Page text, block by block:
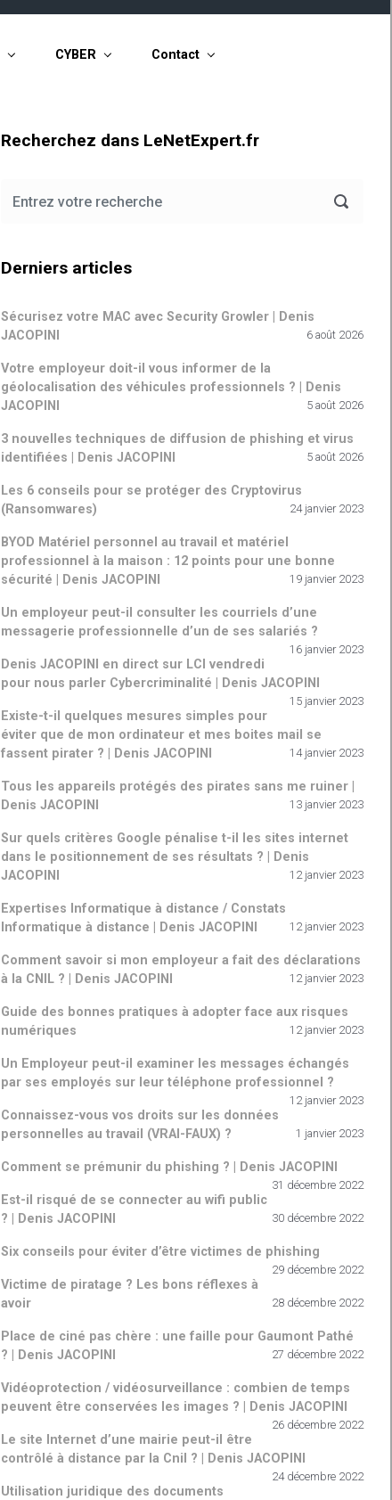
CYBER Contact
Recherchez dans LeNetExpert.fr
Derniers articles
Sécurisez votre MAC avec Security Growler | Denis
JACOPINI
6 août 2026
Votre employeur doit-il vous informer de la
géolocalisation des véhicules professionnels ? | Denis
JACOPINI
5 août 2026
3 nouvelles techniques de diffusion de phishing et virus
identifiées | Denis JACOPINI
5 août 2026
Les 6 conseils pour se protéger des Cryptovirus
(Ransomwares)
24 janvier 2023
BYOD Matériel personnel au travail et matériel
professionnel à la maison : 12 points pour une bonne
sécurité | Denis JACOPINI
19 janvier 2023
Un employeur peut-il consulter les courriels d’une
messagerie professionnelle d’un de ses salariés ?
16 janvier 2023
Denis JACOPINI en direct sur LCI vendredi
pour nous parler Cybercriminalité | Denis JACOPINI
15 janvier 2023
Existe-t-il quelques mesures simples pour
éviter que de mon ordinateur et mes boites mail se
fassent pirater ? | Denis JACOPINI
14 janvier 2023
Tous les appareils protégés des pirates sans me ruiner |
Denis JACOPINI
13 janvier 2023
Sur quels critères Google pénalise t-il les sites internet
dans le positionnement de ses résultats ? | Denis
JACOPINI
12 janvier 2023
Expertises Informatique à distance / Constats
Informatique à distance | Denis JACOPINI
12 janvier 2023
Comment savoir si mon employeur a fait des déclarations
à la CNIL ? | Denis JACOPINI
12 janvier 2023
Guide des bonnes pratiques à adopter face aux risques
numériques
12 janvier 2023
Un Employeur peut-il examiner les messages échangés
par ses employés sur leur téléphone professionnel ?
12 janvier 2023
Connaissez-vous vos droits sur les données
personnelles au travail (VRAI-FAUX) ?
1 janvier 2023
Comment se prémunir du phishing ? | Denis JACOPINI
31 décembre 2022
Est-il risqué de se connecter au wifi public
? | Denis JACOPINI
30 décembre 2022
Six conseils pour éviter d’être victimes de phishing
29 décembre 2022
Victime de piratage ? Les bons réflexes à
avoir
28 décembre 2022
Place de ciné pas chère : une faille pour Gaumont Pathé
? | Denis JACOPINI
27 décembre 2022
Vidéoprotection / vidéosurveillance : combien de temps
peuvent être conservées les images ? | Denis JACOPINI
26 décembre 2022
Le site Internet d’une mairie peut-il être
contrôlé à distance par la Cnil ? | Denis JACOPINI
24 décembre 2022
Utilisation juridique des documents